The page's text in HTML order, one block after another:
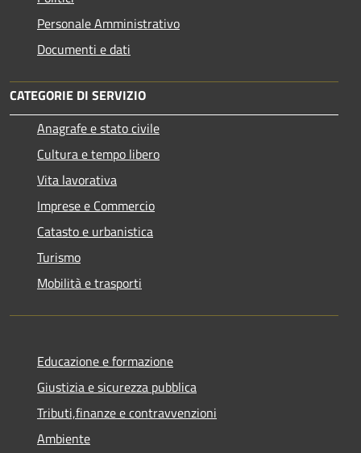
Personale Amministrativo
Documenti e dati
CATEGORIE DI SERVIZIO
Anagrafe e stato civile
Cultura e tempo libero
Vita lavorativa
Imprese e Commercio
Catasto e urbanistica
Turismo
Mobilità e trasporti
Educazione e formazione
Giustizia e sicurezza pubblica
Tributi,finanze e contravvenzioni
Ambiente